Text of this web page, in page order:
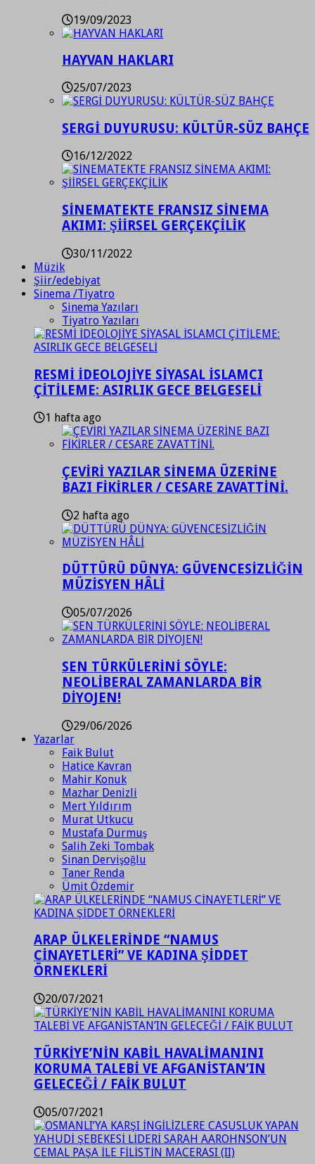
19/09/2023
HAYVAN HAKLARI
25/07/2023
SERGİ DUYURUSU: KÜLTÜR-SÜZ BAHÇE
16/12/2022
SİNEMATEKTE FRANSIZ SİNEMA
AKIMI: ŞİİRSEL GERÇEKÇİLİK
30/11/2022
Müzik
Şiir/edebiyat
Sinema /Tiyatro
Sinema Yazıları
Tiyatro Yazıları
RESMİ İDEOLOJİYE SİYASAL İSLAMCI
ÇİTİLEME: ASIRLIK GECE BELGESELİ
1 hafta ago
ÇEVİRİ YAZILAR SİNEMA ÜZERİNE
BAZI FİKİRLER / CESARE ZAVATTİNİ.
2 hafta ago
DÜTTÜRÜ DÜNYA: GÜVENCESİZLİĞİN
MÜZİSYEN HÂLİ
05/07/2026
SEN TÜRKÜLERİNİ SÖYLE:
NEOLİBERAL ZAMANLARDA BİR
DİYOJEN!
29/06/2026
Yazarlar
Faik Bulut
Hatice Kavran
Mahir Konuk
Mazhar Denizli
Mert Yıldırım
Murat Utkucu
Mustafa Durmuş
Salih Zeki Tombak
Sinan Dervişoğlu
Taner Renda
Ümit Özdemir
ARAP ÜLKELERİNDE “NAMUS
CİNAYETLERİ” VE KADINA ŞİDDET
ÖRNEKLERİ
20/07/2021
TÜRKİYE’NİN KABİL HAVALİMANINI
KORUMA TALEBİ VE AFGANİSTAN’IN
GELECEĞİ / FAİK BULUT
05/07/2021